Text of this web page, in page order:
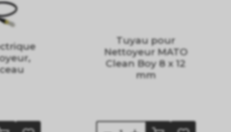
Tuyau pour
Nettoyeur MATO
Clean Boy 8 x 12
mm